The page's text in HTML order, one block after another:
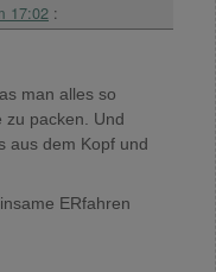
17:02 :
man alles so
zu packen. Und
aus dem Kopf und
ERfahren